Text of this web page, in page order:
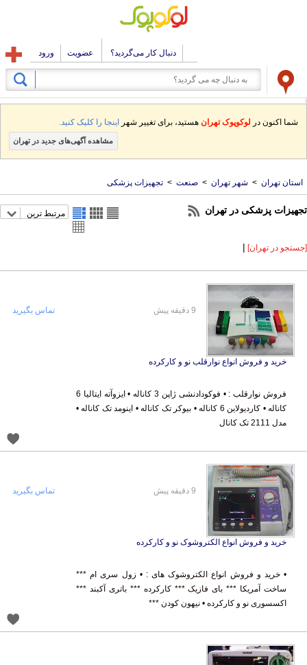
دنبال کار می‌گردید؟ عضویت ورود
شما اکنون در لوکوپوک تهران هستید، برای تغییر شهر اینجا را کلیک کنید.
مشاهده آگهی‌های جدید در تهران
استان تهران > شهر تهران > صنعت > تجهیزات پزشکی
تجهیزات پزشکی در تهران مرتبط ترین
[جستجو در تهران] |
خرید و فروش انواع نوارقلب نو و کارکرده
فروش نوارقلب : • فوکودادنشی ژاپن 3 کاناله • ایزوآته ایتالیا 6
کاناله • کاردیولاین 6 کاناله • بیوکر تک کاناله • اینومد تک کاناله •
مدل 2111 تک کانال
9 دقیقه پیش تماس بگیرید
خرید و فروش انواع الکتروشوک نو و کارکرده
• خرید و فروش انواع الکتروشوک های : • زول سری ام ***
ساخت آمریکا *** بای فازیک *** کارکرده *** باتری آکبند ***
اکسسوری نو و کارکرده • نیهون کودن ***
9 دقیقه پیش تماس بگیرید